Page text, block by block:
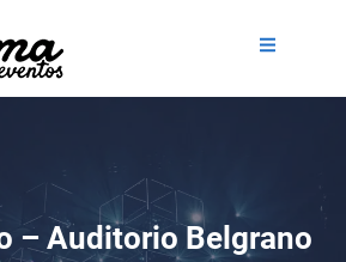
– Auditorio Belgrano